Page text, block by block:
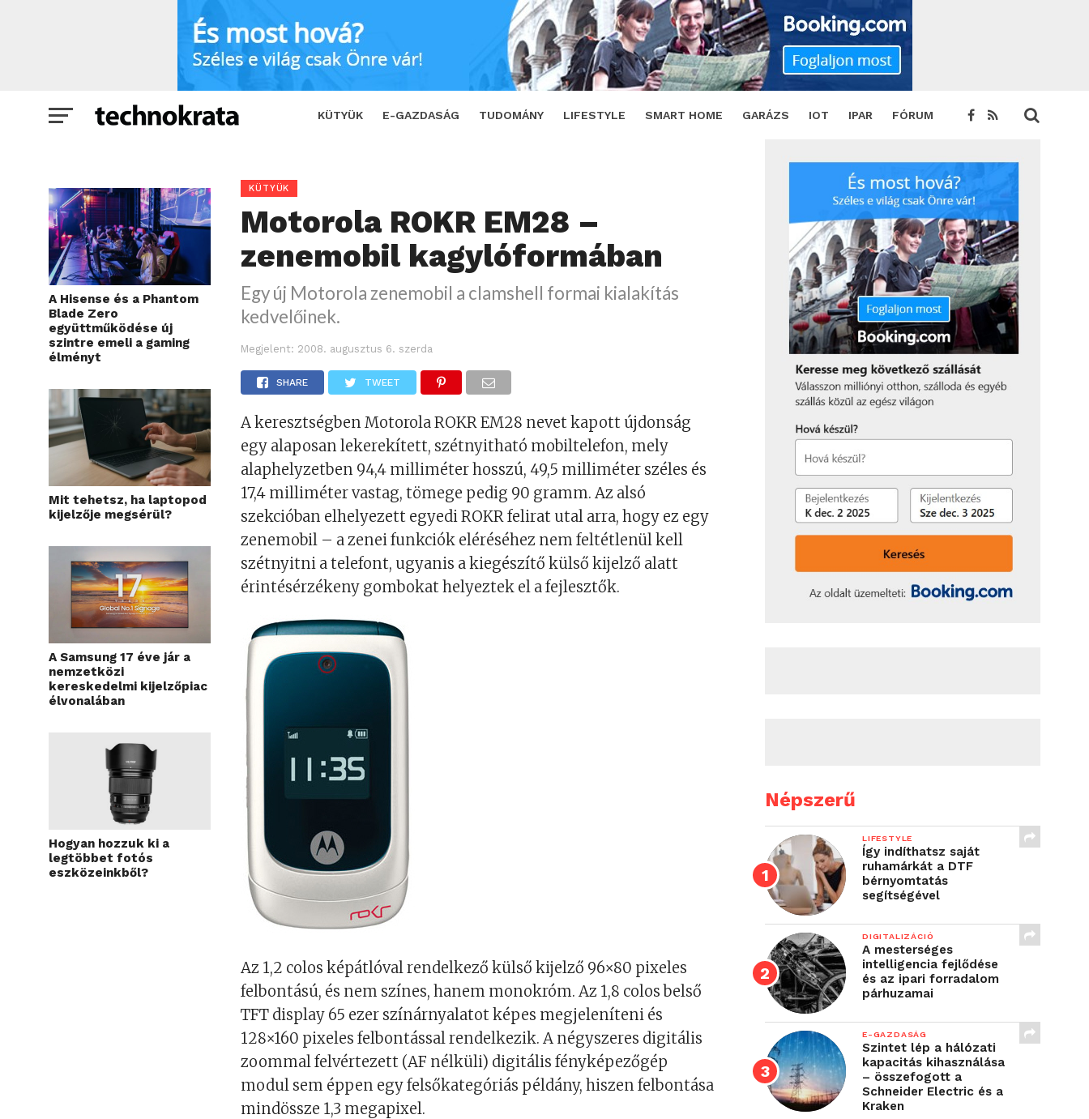
KÜTYÜK E-GAZDASÁG TUDOMÁNY LIFESTYLE SMART HOME GARÁZS IOT IPAR FÓRUM
Motorola ROKR EM28 – zenemobil kagylóformában SHARE TWEET
A Hisense és a Phantom
Blade Zero
együttműködése új
szintre emeli a gaming
élményt
Mit tehetsz, ha laptopod
kijelzője megsérül?
A Samsung 17 éve jár a
nemzetközi
kereskedelmi kijelzőpiac
élvonalában
Hogyan hozzuk ki a
legtöbbet fotós
eszközeinkből?
KÜTYÜK
Motorola ROKR EM28 –
zenemobil kagylóformában
Egy új Motorola zenemobil a clamshell formai kialakítás
kedvelőinek.
Megjelent: 2008. augusztus 6. szerda
SHARE TWEET
A keresztségben Motorola ROKR EM28 nevet kapott újdonság
egy alaposan lekerekített, szétnyitható mobiltelefon, mely
alaphelyzetben 94,4 milliméter hosszú, 49,5 milliméter széles és
17,4 milliméter vastag, tömege pedig 90 gramm. Az alsó
szekcióban elhelyezett egyedi ROKR felirat utal arra, hogy ez egy
zenemobil – a zenei funkciók eléréséhez nem feltétlenül kell
szétnyitni a telefont, ugyanis a kiegészítő külső kijelző alatt
érintésérzékeny gombokat helyeztek el a fejlesztők.
Az 1,2 colos képátlóval rendelkező külső kijelző 96×80 pixeles
felbontású, és nem színes, hanem monokróm. Az 1,8 colos belső
TFT display 65 ezer színárnyalatot képes megjeleníteni és
128×160 pixeles felbontással rendelkezik. A négyszeres digitális
zoommal felvértezett (AF nélküli) digitális fényképezőgép
modul sem éppen egy felsőkategóriás példány, hiszen felbontása
mindössze 1,3 megapixel.
Népszerű
LIFESTYLE
Így indíthatsz saját
ruhamárkát a DTF
bérnyomtatás
segítségével
DIGITALIZÁCIÓ
A mesterséges
intelligencia fejlődése
és az ipari forradalom
párhuzamai
E-GAZDASÁG
Szintet lép a hálózati
kapacitás kihasználása
– összefogott a
Schneider Electric és a
Kraken